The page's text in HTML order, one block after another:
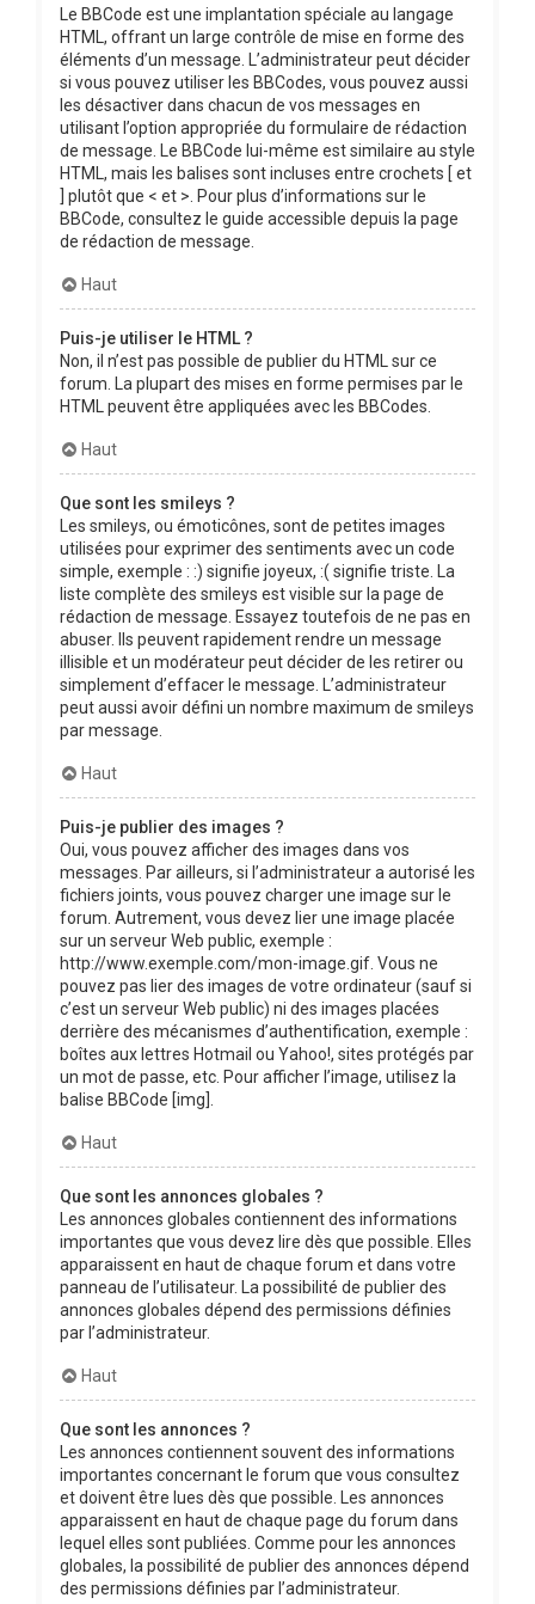
Le BBCode est une implantation spéciale au langage
HTML, offrant un large contrôle de mise en forme des
éléments d’un message. L’administrateur peut décider
si vous pouvez utiliser les BBCodes, vous pouvez aussi
les désactiver dans chacun de vos messages en
utilisant l’option appropriée du formulaire de rédaction
de message. Le BBCode lui-même est similaire au style
HTML, mais les balises sont incluses entre crochets [ et
] plutôt que < et >. Pour plus d’informations sur le
BBCode, consultez le guide accessible depuis la page
de rédaction de message.
Haut
Puis-je utiliser le HTML ?
Non, il n’est pas possible de publier du HTML sur ce
forum. La plupart des mises en forme permises par le
HTML peuvent être appliquées avec les BBCodes.
Haut
Que sont les smileys ?
Les smileys, ou émoticônes, sont de petites images
utilisées pour exprimer des sentiments avec un code
simple, exemple : :) signifie joyeux, :( signifie triste. La
liste complète des smileys est visible sur la page de
rédaction de message. Essayez toutefois de ne pas en
abuser. Ils peuvent rapidement rendre un message
illisible et un modérateur peut décider de les retirer ou
simplement d’effacer le message. L’administrateur
peut aussi avoir défini un nombre maximum de smileys
par message.
Haut
Puis-je publier des images ?
Oui, vous pouvez afficher des images dans vos
messages. Par ailleurs, si l’administrateur a autorisé les
fichiers joints, vous pouvez charger une image sur le
forum. Autrement, vous devez lier une image placée
sur un serveur Web public, exemple :
http://www.exemple.com/mon-image.gif. Vous ne
pouvez pas lier des images de votre ordinateur (sauf si
c’est un serveur Web public) ni des images placées
derrière des mécanismes d’authentification, exemple :
boîtes aux lettres Hotmail ou Yahoo!, sites protégés par
un mot de passe, etc. Pour afficher l’image, utilisez la
balise BBCode [img].
Haut
Que sont les annonces globales ?
Les annonces globales contiennent des informations
importantes que vous devez lire dès que possible. Elles
apparaissent en haut de chaque forum et dans votre
panneau de l’utilisateur. La possibilité de publier des
annonces globales dépend des permissions définies
par l’administrateur.
Haut
Que sont les annonces ?
Les annonces contiennent souvent des informations
importantes concernant le forum que vous consultez
et doivent être lues dès que possible. Les annonces
apparaissent en haut de chaque page du forum dans
lequel elles sont publiées. Comme pour les annonces
globales, la possibilité de publier des annonces dépend
des permissions définies par l’administrateur.